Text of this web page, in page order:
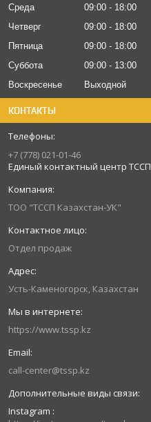
Среда
09:00
18:00
Четверг
09:00
18:00
Пятница
09:00
18:00
Суббота
09:00
13:00
Воскресенье
Выходной
КОНТАКТЫ
+7 (778) 021-01-46
Единый контактный центр ТССП
ТОО "ТССП Казахстан-УК"
Отдел продаж
Усть-Каменогорск, Казахстан
https://www.tssp.kz
call-center@tssp.kz
Instagram